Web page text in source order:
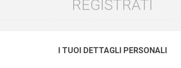
REGISTRATI
I TUOI DETTAGLI PERSONALI